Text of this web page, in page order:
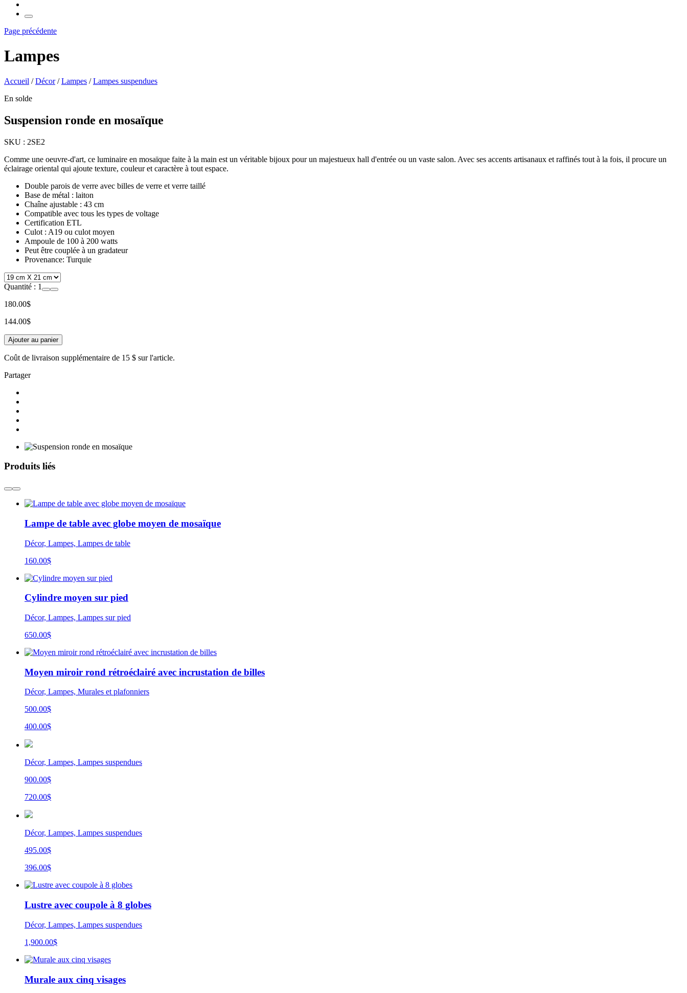
Page précédente
Lampes
Accueil /Décor/Lampes /Lampes suspendues
En solde
Suspension ronde en mosaïque
SKU : 2SE2
Comme une oeuvre-d'art, ce luminaire en mosaïque faite à la main est un véritable bijoux pour un majestueux hall d'entrée ou un vaste salon. Avec ses accents artisanaux et raffinés tout à la fois, il procure un
éclairage oriental qui ajoute texture, couleur et caractère à tout espace.
Double parois de verre avec billes de verre et verre taillé
Base de métal : laiton
Chaîne ajustable : 43 cm
Compatible avec tous les types de voltage
Certification ETL
Culot : A19 ou culot moyen
Ampoule de 100 à 200 watts
Peut être couplée à un gradateur
Provenance: Turquie
Quantité : 1
180.00$
144.00$
Ajouter au panier
Coût de livraison supplémentaire de 15 $ sur l'article.
Partager
Produits liés
Lampe de table avec globe moyen de mosaïque
Décor, Lampes, Lampes de table
160.00$
Cylindre moyen sur pied
Décor, Lampes, Lampes sur pied
650.00$
Moyen miroir rond rétroéclairé avec incrustation de billes
Décor, Lampes, Murales et plafonniers
500.00$
400.00$
Décor, Lampes, Lampes suspendues
900.00$
720.00$
Décor, Lampes, Lampes suspendues
495.00$
396.00$
Lustre avec coupole à 8 globes
Décor, Lampes, Lampes suspendues
1,900.00$
Murale aux cinq visages